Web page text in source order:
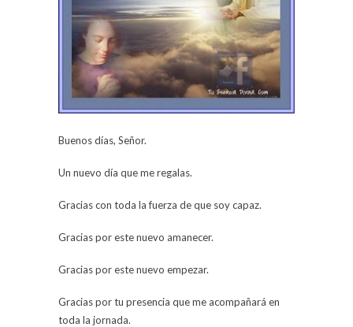
Buenos días, Señor.
Un nuevo día que me regalas.
Gracias con toda la fuerza de que soy capaz.
Gracias por este nuevo amanecer.
Gracias por este nuevo empezar.
Gracias por tu presencia que me acompañará en
toda la jornada.